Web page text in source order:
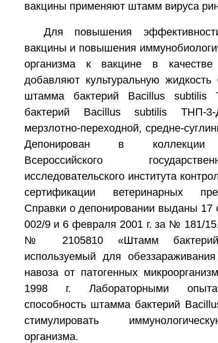
вакцины применяют штамм вируса
Для повышения
вакцины и повышения
организма к вакцине в качестве
добавляют культуральную жидкость
штамма бактерий Bacillus
бактерий Bacillus subtilis ТНП-
мерзлотно-переходной, средне-
Депонирован в коллекции
Всероссийского
исследовательского института
сертификации ветеринарных
Справки о депонировании выданы 17
002/9 и 6 февраля 2001 г. за № 181/
№ 2105810 «Штамм
используемый для
навоза от патогенных
1998 г. Лабораторными
способность штамма бактерий
стимулировать
организма.